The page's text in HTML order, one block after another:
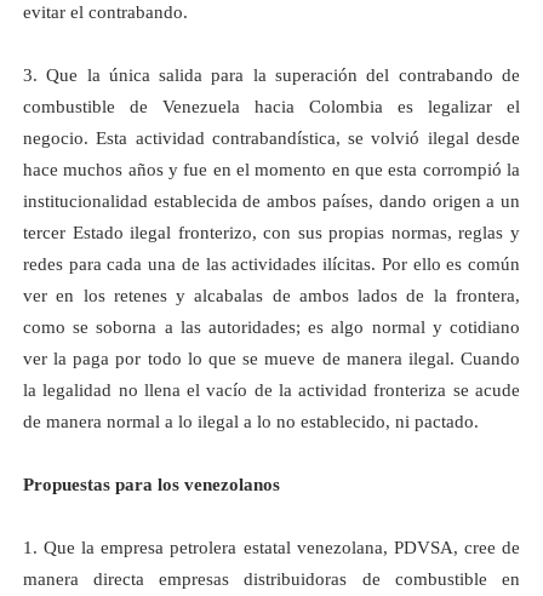
evitar el contrabando.
3. Que la única salida para la superación del contrabando de
combustible de Venezuela hacia Colombia es legalizar el
negocio. Esta actividad contrabandística, se volvió ilegal desde
hace muchos años y fue en el momento en que esta corrompió la
institucionalidad establecida de ambos países, dando origen a un
tercer Estado ilegal fronterizo, con sus propias normas, reglas y
redes para cada una de las actividades ilícitas. Por ello es común
ver en los retenes y alcabalas de ambos lados de la frontera,
como se soborna a las autoridades; es algo normal y cotidiano
ver la paga por todo lo que se mueve de manera ilegal. Cuando
la legalidad no llena el vacío de la actividad fronteriza se acude
de manera normal a lo ilegal a lo no establecido, ni pactado.
Propuestas para los venezolanos
1. Que la empresa petrolera estatal venezolana, PDVSA, cree de
manera directa empresas distribuidoras de combustible en